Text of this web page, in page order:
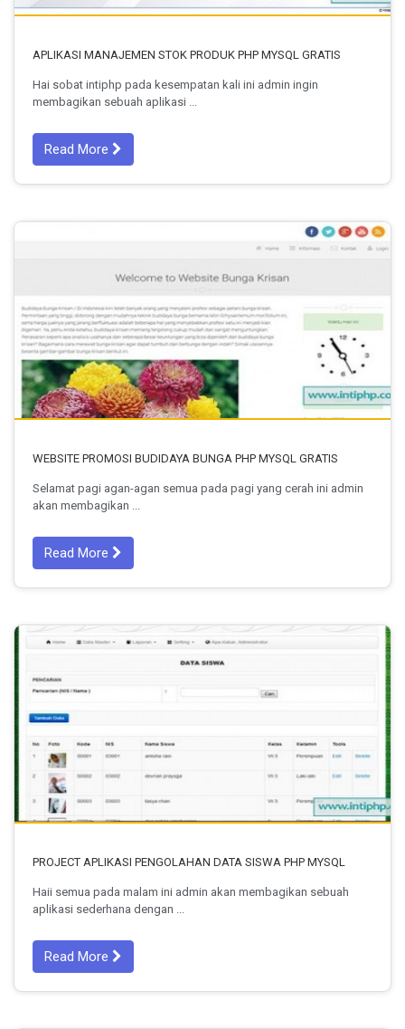
APLIKASI MANAJEMEN STOK PRODUK PHP MYSQL GRATIS
Hai sobat intiphp pada kesempatan kali ini admin ingin
membagikan sebuah aplikasi ...
Read More
WEBSITE PROMOSI BUDIDAYA BUNGA PHP MYSQL GRATIS
Selamat pagi agan-agan semua pada pagi yang cerah ini admin
akan membagikan ...
Read More
PROJECT APLIKASI PENGOLAHAN DATA SISWA PHP MYSQL
Haii semua pada malam ini admin akan membagikan sebuah
aplikasi sederhana dengan ...
Read More